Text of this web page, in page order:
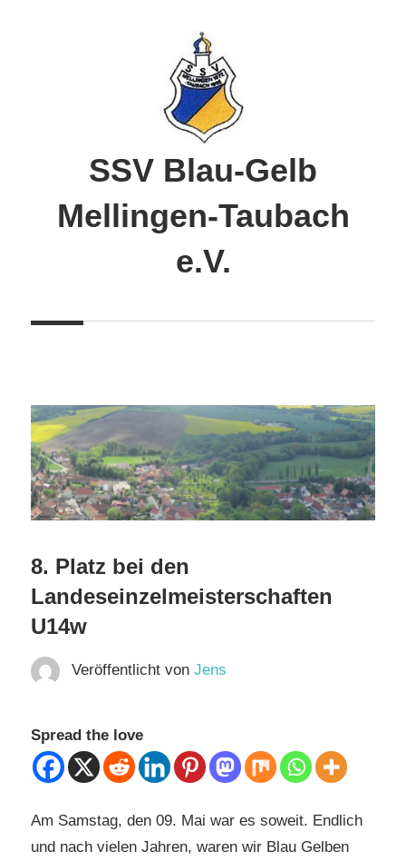
SSV Blau-Gelb
Mellingen-Taubach
e.V.
8. Platz bei den
Landeseinzelmeisterschaften
U14w
Veröffentlicht von Jens
Spread the love
Am Samstag, den 09. Mai war es soweit. Endlich
und nach vielen Jahren, waren wir Blau Gelben